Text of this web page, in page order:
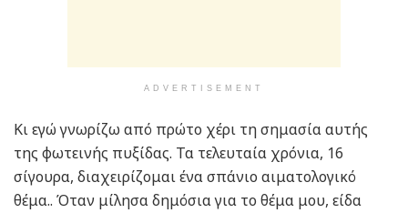
ADVERTISEMENT
Κι εγώ γνωρίζω από πρώτο χέρι τη σημασία αυτής
της φωτεινής πυξίδας. Τα τελευταία χρόνια, 16
σίγουρα, διαχειρίζομαι ένα σπάνιο αιματολογικό
θέμα.. Όταν μίλησα δημόσια για το θέμα μου, είδα